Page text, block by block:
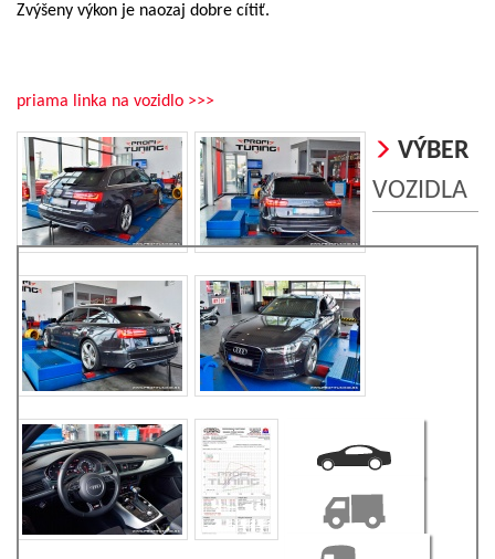
Zvýšeny výkon je naozaj dobre cítiť.
priama linka na vozidlo >>>
VÝBER
VOZIDLA